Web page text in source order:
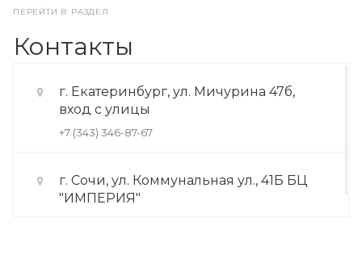
ПЕРЕЙТИ В РАЗДЕЛ
Контакты
г. Екатеринбург, ул. Мичурина 47б,
вход с улицы
+7 (343) 346-87-67
г. Сочи, ул. Коммунальная ул., 41Б БЦ
"ИМПЕРИЯ"